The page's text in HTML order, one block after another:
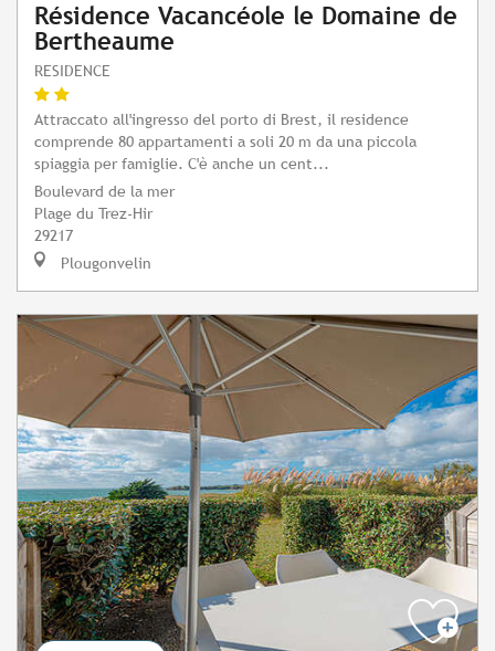
Résidence Vacancéole le Domaine de
Bertheaume
RESIDENCE
Attraccato all'ingresso del porto di Brest, il residence
comprende 80 appartamenti a soli 20 m da una piccola
spiaggia per famiglie. C'è anche un cent...
Boulevard de la mer
Plage du Trez-Hir
29217
Plougonvelin